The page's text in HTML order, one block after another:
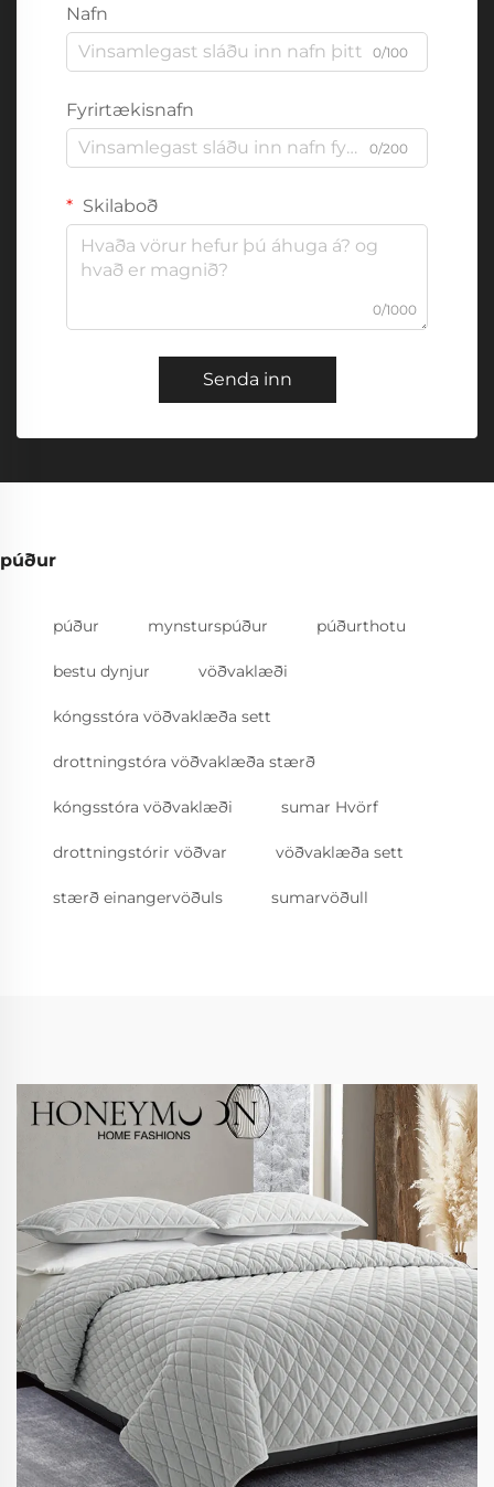
Nafn
0/100
Fyrirtækisnafn
0/200
Skilaboð
0/1000
Senda inn
púður
púður mynsturspúður púðurthotu
bestu dynjur vöðvaklæði
kóngsstóra vöðvaklæða sett
drottningstóra vöðvaklæða stærð
kóngsstóra vöðvaklæði sumar Hvörf
drottningstórir vöðvar vöðvaklæða sett
stærð einangervöðuls sumarvöðull